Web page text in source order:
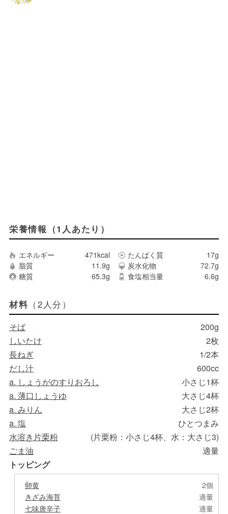
栄養情報（1人あたり）
エネルギー 471kcal たんぱく質
17g
脂質
11.9g 炭水化物
72.7g
糖質
65.3g 食塩相当量 6.6g
材料 （2人分）
そば
200g
しいたけ
2枚
長ねぎ
1/2本
だし汁
600cc
a. しょうがのすりおろし
小さじ1杯
a. 薄口しょうゆ
大さじ4杯
a. みりん
大さじ2杯
a. 塩
ひとつまみ
水溶き片栗粉
(片栗粉：小さじ4杯、水：大さじ3)
ごま油
適量
トッピング
卵黄
2個
きざみ海苔
適量
七味唐辛子
適量